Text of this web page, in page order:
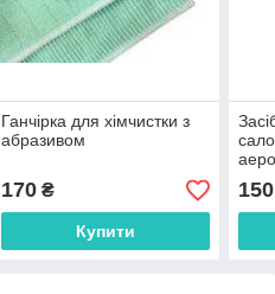
Ганчірка для хімчистки з
абразивом
170₴
Купити
150